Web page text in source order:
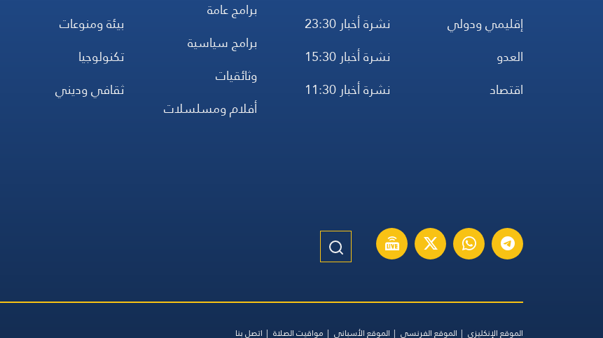
إقليمي ودولي
العدو
اقتصاد
نشرة أخبار 23:30
نشرة أخبار 15:30
نشرة أخبار 11:30
برامج عامة
برامج سياسية
وثائقيات
أفلام ومسلسلات
بيئة ومنوعات
تكنولوجيا
ثقافي وديني
الموقع الإنكليزي الموقع الفرنسي الموقع الأسباني مواقيت الصلاة اتصل بنا